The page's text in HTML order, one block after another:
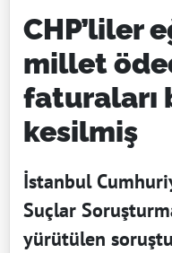
CHP’liler
millet
faturaları
kesilmiş
İstanbul
Suçlar
yürütülen